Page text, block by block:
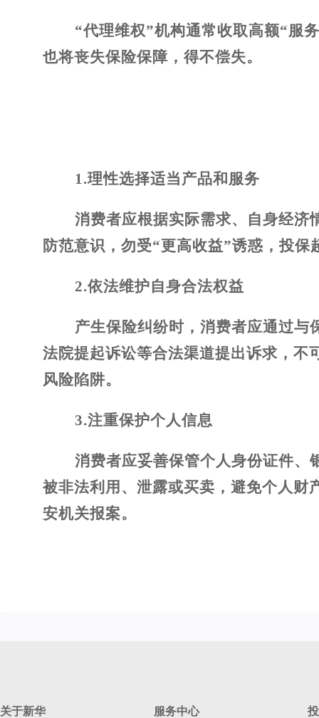
“代理维权”机构通常收取高额“服
也将丧失保险保障，得不偿失。
1.理性选择适当产品和服务
消费者应根据实际需求、自身经济
防范意识，勿受“更高收益”诱惑，投
2.依法维护自身合法权益
产生保险纠纷时，消费者应通过与
法院提起诉讼等合法渠道提出诉求，不
风险陷阱。
3.注重保护个人信息
消费者应妥善保管个人身份证件、
被非法利用、泄露或买卖，避免个人财
安机关报案。
关于新华 服务中心